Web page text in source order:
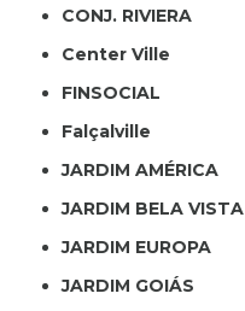
CONJ. RIVIERA
Center Ville
FINSOCIAL
Falçalville
JARDIM AMÉRICA
JARDIM BELA VISTA
JARDIM EUROPA
JARDIM GOIÁS